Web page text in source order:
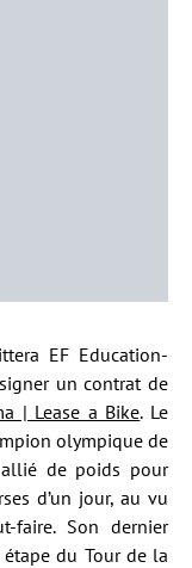
EF Education-
un contrat de
| Lease a Bike. Le
olympique de
de poids pour
d’un jour, au vu
faire. Son dernier
du Tour de la